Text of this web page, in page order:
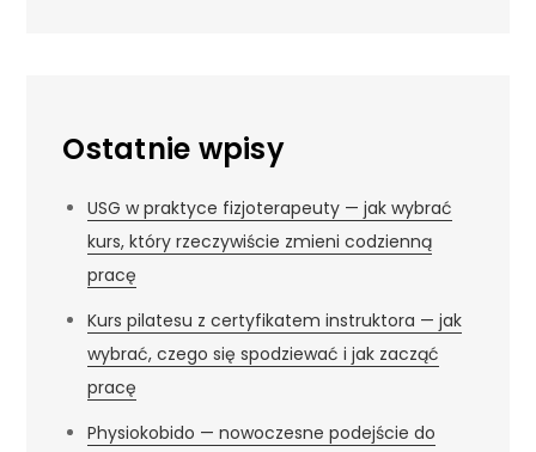
Ostatnie wpisy
USG w praktyce fizjoterapeuty — jak wybrać
kurs, który rzeczywiście zmieni codzienną
pracę
Kurs pilatesu z certyfikatem instruktora — jak
wybrać, czego się spodziewać i jak zacząć
pracę
Physiokobido — nowoczesne podejście do